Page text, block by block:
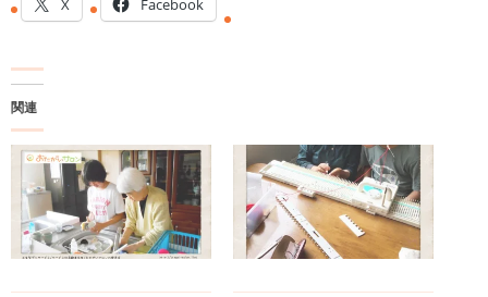
X Facebook
関連